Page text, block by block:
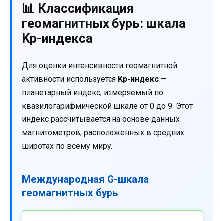
📊 Классификация
геомагнитных бурь: шкала
Kp-индекса
Для оценки интенсивности геомагнитной
активности используется Kp-индекс —
планетарный индекс, измеряемый по
квазилогарифмической шкале от 0 до 9. Этот
индекс рассчитывается на основе данных
магнитометров, расположенных в средних
широтах по всему миру.
Международная G-шкала
геомагнитных бурь